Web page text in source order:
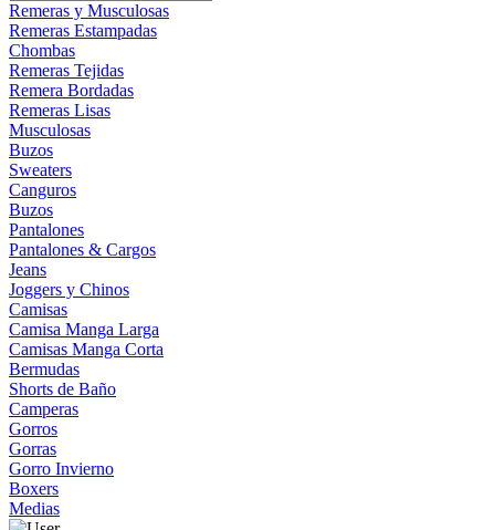
Remeras y Musculosas
Remeras Estampadas
Chombas
Remeras Tejidas
Remera Bordadas
Remeras Lisas
Musculosas
Buzos
Sweaters
Canguros
Buzos
Pantalones
Pantalones & Cargos
Jeans
Joggers y Chinos
Camisas
Camisa Manga Larga
Camisas Manga Corta
Bermudas
Shorts de Baño
Camperas
Gorros
Gorras
Gorro Invierno
Boxers
Medias